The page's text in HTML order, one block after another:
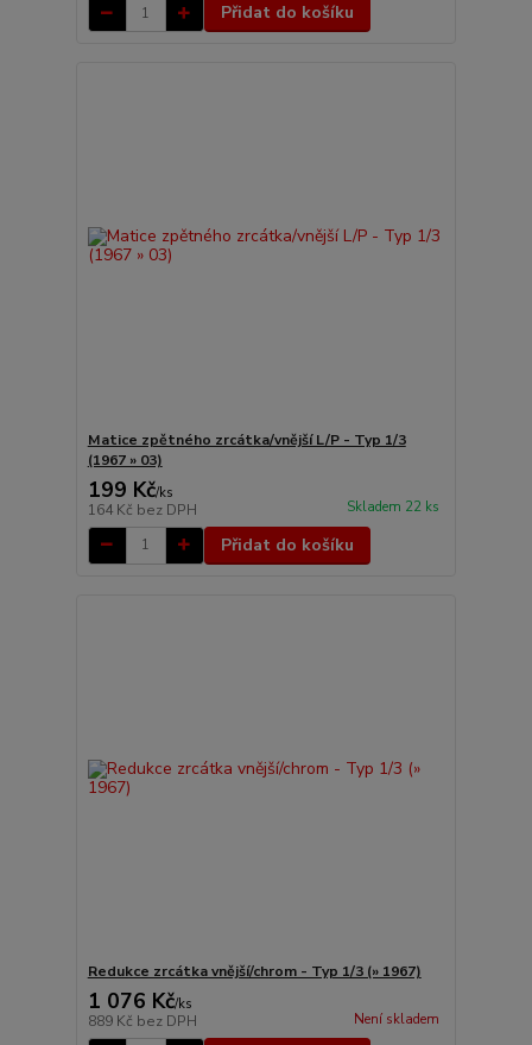
Přidat do košíku
Matice zpětného zrcátka/vnější L/P - Typ 1/3
(1967 » 03)
199 Kč/ks
164 Kč bez DPH Skladem 22 ks
Přidat do košíku
Redukce zrcátka vnější/chrom - Typ 1/3 (» 1967)
1 076 Kč/ks
889 Kč bez DPH Není skladem